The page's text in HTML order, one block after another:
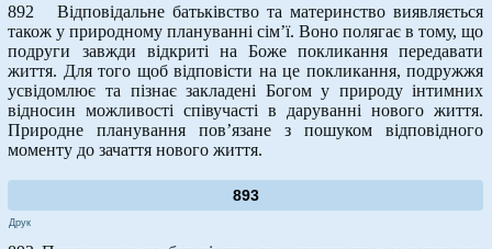
892 Відповідальне батьківство та материнство виявляється
також у природному плануванні сім’ї. Воно полягає в тому, що
подруги завжди відкриті на Боже покликання передавати
життя. Для того щоб відповісти на це покликання, подружжя
усвідомлює та пізнає закладені Богом у природу інтимних
відносин можливості співучасті в даруванні нового життя.
Природне планування пов’язане з пошуком відповідного
моменту до зачаття нового життя.
893
Друк